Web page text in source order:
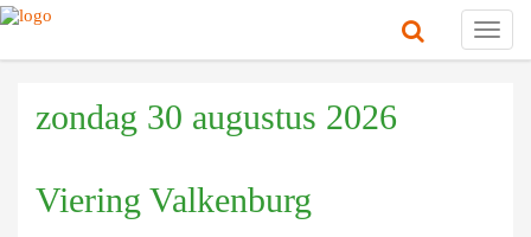
zondag 30 augustus 2026
Viering Valkenburg